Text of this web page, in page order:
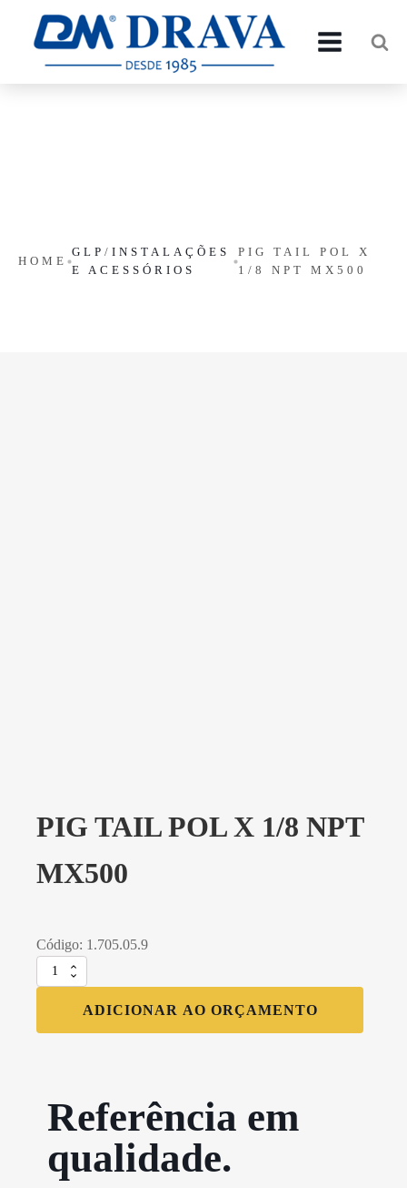
HOME
GLP / INSTALAÇÕES
E ACESSÓRIOS
PIG TAIL POL X
1/8 NPT MX500
PIG TAIL POL X 1/8 NPT
MX500
Código: 1.705.05.9
PIG
TAIL
ADICIONAR AO ORÇAMENTO
Referência em
qualidade.​